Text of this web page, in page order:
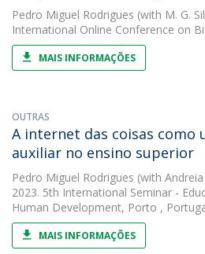
Pedro Miguel Rodrigues (with M. G.
International Online Conference on
MAIS INFORMAÇÕES
OUTRAS
A internet das coisas como
auxiliar no ensino superior
Pedro Miguel Rodrigues (with
2023. 5th International Seminar -
Human Development, Porto ,
MAIS INFORMAÇÕES